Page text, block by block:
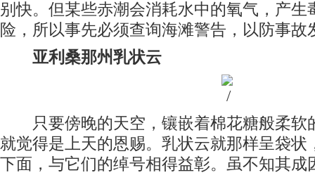
别快。但某些赤潮会消耗水中的氧气，产生
险，所以事先必须查询海滩警告，以防事故
亚利桑那州乳状云
只要傍晚的天空，镶嵌着棉花糖般柔软
就觉得是上天的恩赐。乳状云就那样呈袋状
下面，与它们的绰号相得益彰。虽不知其成